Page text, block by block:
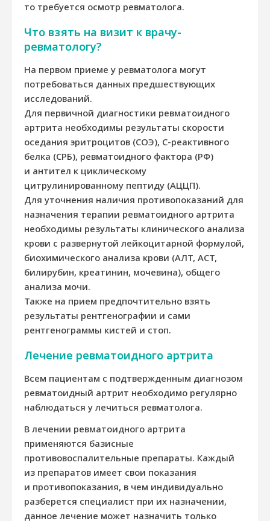
то требуется осмотр ревматолога.
Что взять на визит к врачу-
ревматологу?
На первом приеме у ревматолога могут
потребоваться данных предшествующих
исследований.
Для первичной диагностики ревматоидного
артрита необходимы результаты скорости
оседания эритроцитов (СОЭ), С-реактивного
белка (СРБ), ревматоидного фактора (РФ)
и антител к циклическому
цитрулинированному пептиду (АЦЦП).
Для уточнения наличия противопоказаний для
назначения терапии ревматоидного артрита
необходимы результаты клинического анализа
крови с развернутой лейкоцитарной формулой,
биохимического анализа крови (АЛТ, АСТ,
билирубин, креатинин, мочевина), общего
анализа мочи.
Также на прием предпочтительно взять
результаты рентгенографии и сами
рентгенограммы кистей и стоп.
Лечение ревматоидного артрита
Всем пациентам с подтвержденным диагнозом
ревматоидный артрит необходимо регулярно
наблюдаться у лечиться ревматолога.
В лечении ревматоидного артрита
применяются базисные
противовоспалительные препараты. Каждый
из препаратов имеет свои показания
и противопоказания, в чем индивидуально
разберется специалист при их назначении,
данное лечение может назначить только